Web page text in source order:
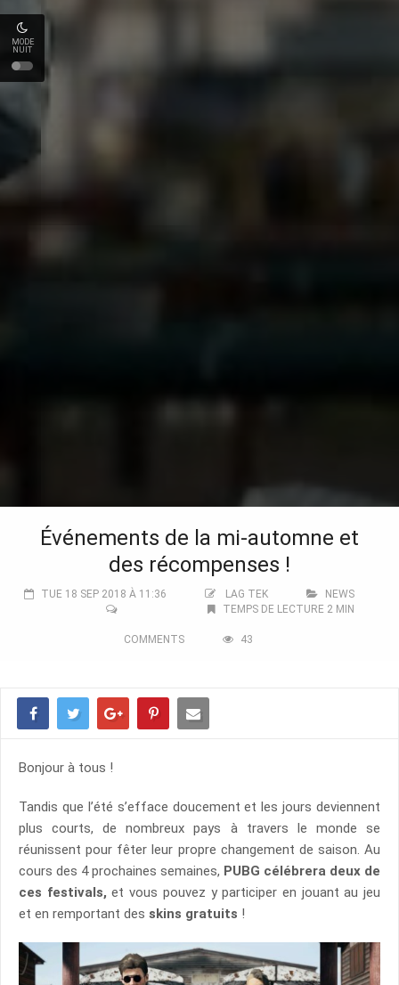
MODE
NUIT
Événements de la mi-automne et
des récompenses !
TUE 18 SEP 2018 À 11:36 LAG TEK
NEWS
TEMPS DE LECTURE 2 MIN
COMMENTS 43
Bonjour à tous !
Tandis que l’été s’efface doucement et les jours deviennent
plus courts, de nombreux pays à travers le monde se
réunissent pour fêter leur propre changement de saison. Au
cours des 4 prochaines semaines, PUBG célébrera deux de
ces festivals, et vous pouvez y participer en jouant au jeu
et en remportant des skins gratuits !